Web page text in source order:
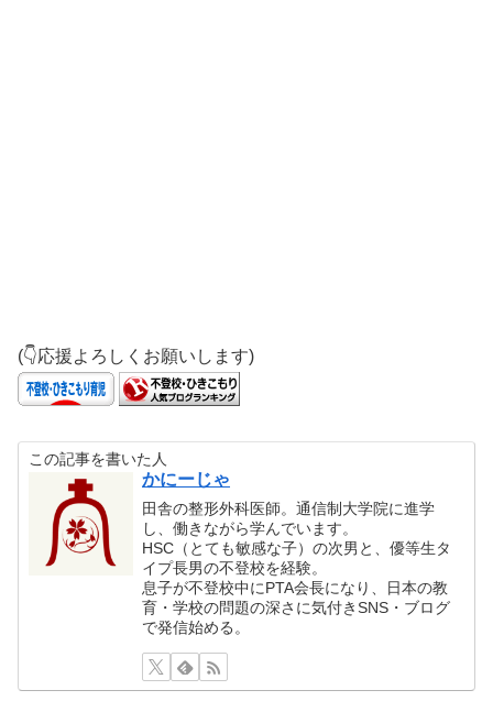
(👇応援よろしくお願いします)
この記事を書いた人
かにーじゃ
田舎の整形外科医師。通信制大学院に進学
し、働きながら学んでいます。
HSC（とても敏感な子）の次男と、優等生タ
イプ長男の不登校を経験。
息子が不登校中にPTA会長になり、日本の教
育・学校の問題の深さに気付きSNS・ブログ
で発信始める。